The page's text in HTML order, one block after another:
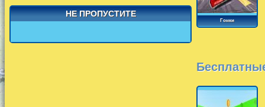
НЕ ПРОПУСТИТЕ
Гонки